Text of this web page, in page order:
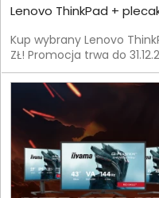
Lenovo ThinkPad +
Kup wybrany Lenovo
ZŁ! Promocja trwa do
zapasów.